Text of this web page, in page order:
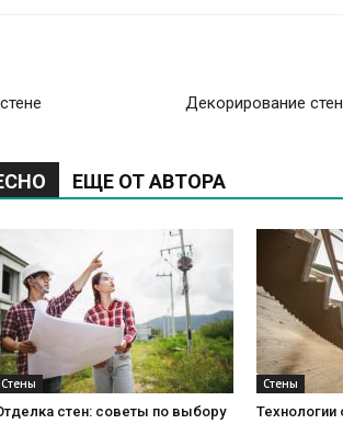
Декорирование
ЕЩЕ ОТ АВТОРА
Стены
стен: советы по выбору
Стены
Технологии